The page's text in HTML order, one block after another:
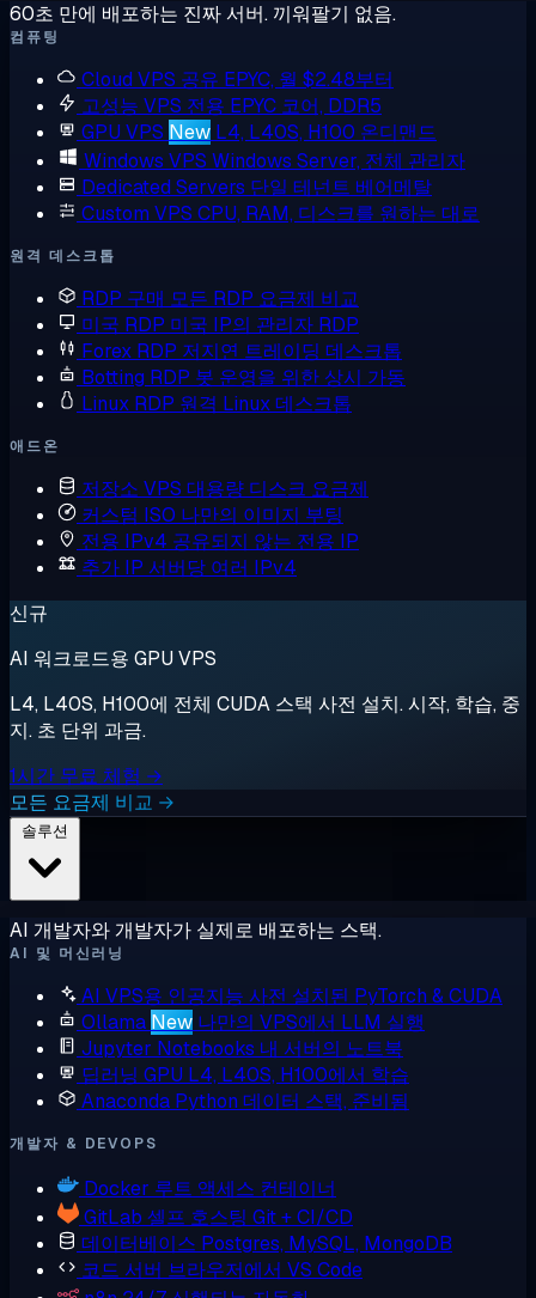
60초 만에 배포하는 진짜 서버. 끼워팔기 없음.
컴퓨팅
Cloud VPS 공유 EPYC, 월 $2.48부터
고성능 VPS 전용 EPYC 코어, DDR5
GPU VPS New L4, L40S, H100 온디맨드
Windows VPS Windows Server, 전체 관리자
Dedicated Servers 단일 테넌트 베어메탈
Custom VPS CPU, RAM, 디스크를 원하는 대로
원격 데스크톱
RDP 구매 모든 RDP 요금제 비교
미국 RDP 미국 IP의 관리자 RDP
Forex RDP 저지연 트레이딩 데스크톱
Botting RDP 봇 운영을 위한 상시 가동
Linux RDP 원격 Linux 데스크톱
애드온
저장소 VPS 대용량 디스크 요금제
커스텀 ISO 나만의 이미지 부팅
전용 IPv4 공유되지 않는 전용 IP
추가 IP 서버당 여러 IPv4
신규
AI 워크로드용 GPU VPS
L4, L40S, H100에 전체 CUDA 스택 사전 설치. 시작, 학습, 중
지. 초 단위 과금.
1시간 무료 체험 →
모든 요금제 비교 →
AI 개발자와 개발자가 실제로 배포하는 스택.
AI 및 머신러닝
AI VPS용 인공지능 사전 설치된 PyTorch & CUDA
Ollama New 나만의 VPS에서 LLM 실행
Jupyter Notebooks 내 서버의 노트북
딥러닝 GPU L4, L40S, H100에서 학습
Anaconda Python 데이터 스택, 준비됨
개발자 & DEVOPS
Docker 루트 액세스 컨테이너
GitLab 셀프 호스팅 Git + CI/CD
데이터베이스 Postgres, MySQL, MongoDB
코드 서버 브라우저에서 VS Code